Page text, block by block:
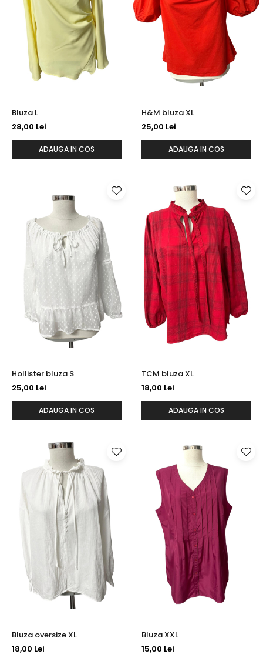
Bluza L
28,00 Lei
ADAUGA IN COS
H&M bluza XL
25,00 Lei
ADAUGA IN COS
Hollister bluza S
25,00 Lei
ADAUGA IN COS
TCM bluza XL
18,00 Lei
ADAUGA IN COS
Bluza oversize XL
18,00 Lei
Bluza XXL
15,00 Lei